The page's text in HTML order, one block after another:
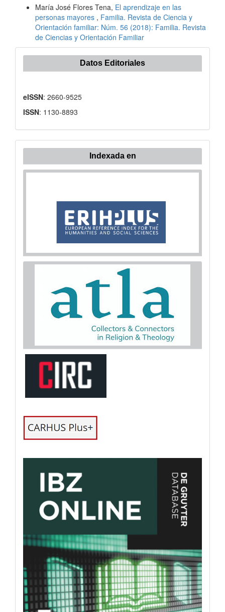
María José Flores Tena, El aprendizaje en las
personas mayores , Familia. Revista de Ciencia y
Orientación familiar: Núm. 56 (2018): Familia. Revista
de Ciencias y Orientación Familiar
Datos Editoriales
eISSN: 2660-9525
ISSN: 1130-8893
Indexada en